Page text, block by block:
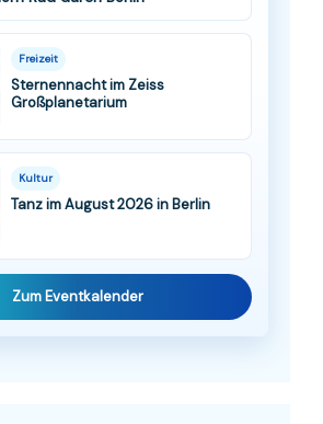
Freizeit
Sternennacht im Zeiss
Großplanetarium
Kultur
Tanz im August 2026 in Berlin
Zum Eventkalender